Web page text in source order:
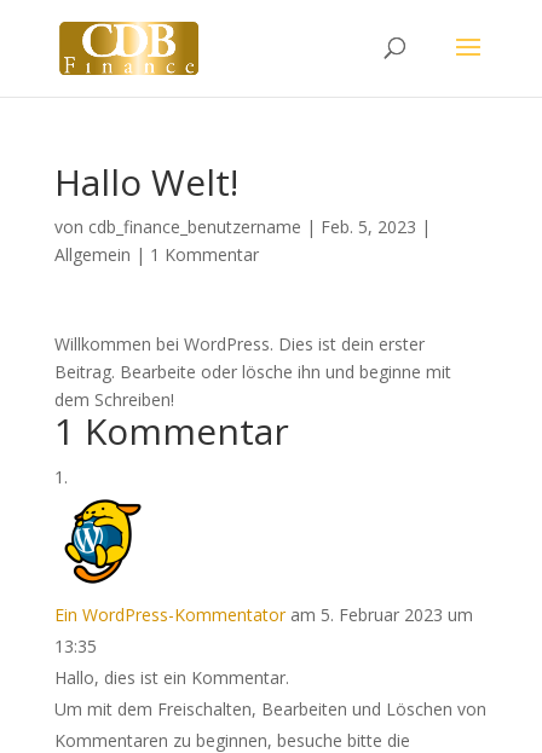
Hallo Welt!
von cdb_finance_benutzername | Feb. 5, 2023 |
Allgemein | 1 Kommentar
Willkommen bei WordPress. Dies ist dein erster
Beitrag. Bearbeite oder lösche ihn und beginne mit
dem Schreiben!
1 Kommentar
Ein WordPress-Kommentator am 5. Februar 2023 um
13:35
Hallo, dies ist ein Kommentar.
Um mit dem Freischalten, Bearbeiten und Löschen von
Kommentaren zu beginnen, besuche bitte die